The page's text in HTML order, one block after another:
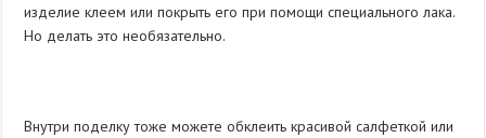
изделие клеем или покрыть его при помощи специального лака.
Но делать это необязательно.
Внутри поделку тоже можете обклеить красивой салфеткой или